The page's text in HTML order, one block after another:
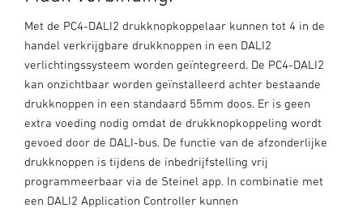
Met de PC4-DALI2 drukknopkoppelaar kunnen tot 4 in de
handel verkrijgbare drukknoppen in een DALI2
verlichtingssysteem worden geïntegreerd. De PC4-DALI2
kan onzichtbaar worden geïnstalleerd achter bestaande
drukknoppen in een standaard 55mm doos. Er is geen
extra voeding nodig omdat de drukknopkoppeling wordt
gevoed door de DALI-bus. De functie van de afzonderlijke
drukknoppen is tijdens de inbedrijfstelling vrij
programmeerbaar via de Steinel app. In combinatie met
een DALI2 Application Controller kunnen